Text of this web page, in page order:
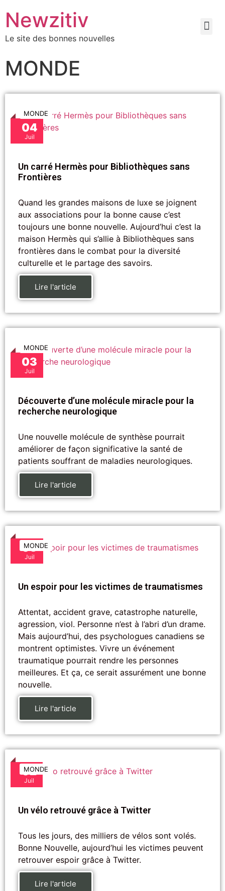
Newzitiv
Le site des bonnes nouvelles
MONDE
04
Juil
MONDE
Un carré Hermès pour Bibliothèques sans
Frontières
Quand les grandes maisons de luxe se joignent
aux associations pour la bonne cause c’est
toujours une bonne nouvelle. Aujourd’hui c’est la
maison Hermès qui s’allie à Bibliothèques sans
frontières dans le combat pour la diversité
culturelle et le partage des savoirs.
Lire l'article
03
Juil
MONDE
Découverte d’une molécule miracle pour la
recherche neurologique
Une nouvelle molécule de synthèse pourrait
améliorer de façon significative la santé de
patients souffrant de maladies neurologiques.
Lire l'article
03
Juil
MONDE
Un espoir pour les victimes de traumatismes
Attentat, accident grave, catastrophe naturelle,
agression, viol. Personne n’est à l’abri d’un drame.
Mais aujourd’hui, des psychologues canadiens se
montrent optimistes. Vivre un événement
traumatique pourrait rendre les personnes
meilleures. Et ça, ce serait assurément une bonne
nouvelle.
Lire l'article
02
Juil
MONDE
Un vélo retrouvé grâce à Twitter
Tous les jours, des milliers de vélos sont volés.
Bonne Nouvelle, aujourd’hui les victimes peuvent
retrouver espoir grâce à Twitter.
Lire l'article